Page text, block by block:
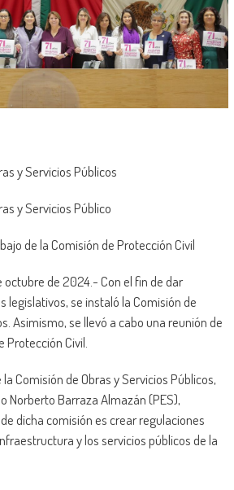
y Servicios Públicos
y Servicios Público
de la Comisión de Protección Civil
octubre de 2024.- Con el fin de dar
legislativos, se instaló la Comisión de
Asimismo, se llevó a cabo una reunión de
Protección Civil.
Comisión de Obras y Servicios Públicos,
Norberto Barraza Almazán (PES),
dicha comisión es crear regulaciones
y los servicios públicos de la